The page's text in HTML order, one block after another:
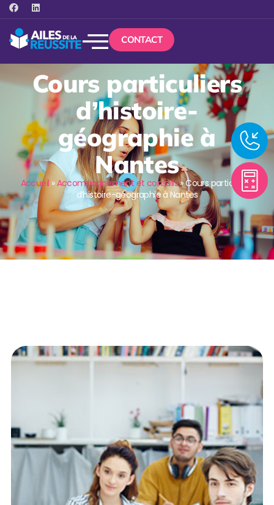
CONTACT
Cours particuliers
d’histoire-
géographie à
Nantes
Accueil »Accompagnement et conseils»Cours particuliers
d’histoire-géographie à Nantes